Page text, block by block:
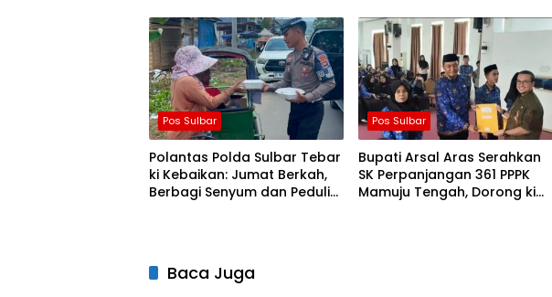
Pos Sulbar
Polantas Polda Sulbar Tebar
ki Kebaikan: Jumat Berkah,
Berbagi Senyum dan Peduli
Pos Sulbar
Bupati Arsal Aras Serahkan
SK Perpanjangan 361 PPPK
Mamuju Tengah, Dorong ki
Baca Juga